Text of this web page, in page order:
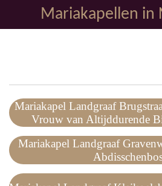
direct
Mariakapellen in
Mariakapel Landgraaf
Vrouw van Altijddurende
Mariakapel Landgraaf